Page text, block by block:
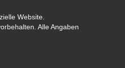
Website.
Alle Angaben